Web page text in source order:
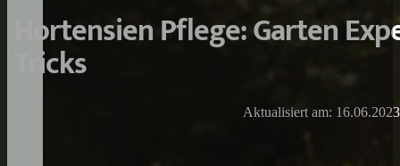
Hortensien Pflege: Garten
Tricks
Aktualisiert am: 16.06.2023